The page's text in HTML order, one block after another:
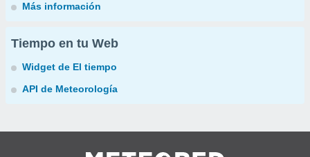
Más información
Tiempo en tu Web
Widget de El tiempo
API de Meteorología